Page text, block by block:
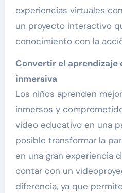
experiencias virtuales
un proyecto interactivo
conocimiento con la
Convertir el aprendizaje
inmersiva
Los niños aprenden
inmersos y
video educativo en una
posible transformar la
en una gran experiencia
contar con un
diferencia, ya que